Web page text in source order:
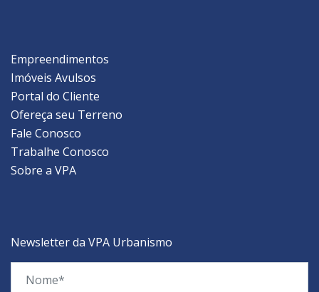
Empreendimentos
Imóveis Avulsos
Portal do Cliente
Ofereça seu Terreno
Fale Conosco
Trabalhe Conosco
Sobre a VPA
Newsletter da VPA Urbanismo